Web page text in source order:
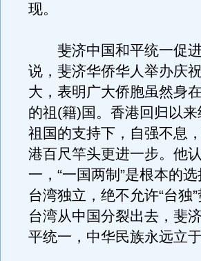
现。
斐济中国和平统一促进
说，斐济华侨华人举办庆
大，表明广大侨胞虽然身
的祖(籍)国。香港回归以
祖国的支持下，自强不息
港百尺竿头更进一步。他
一，“一国两制”是根本的
台湾独立，绝不允许“台独
台湾从中国分裂出去，斐
平统一，中华民族永远立于